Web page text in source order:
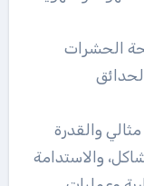
الحشرات
والقدرة
والاستدامة